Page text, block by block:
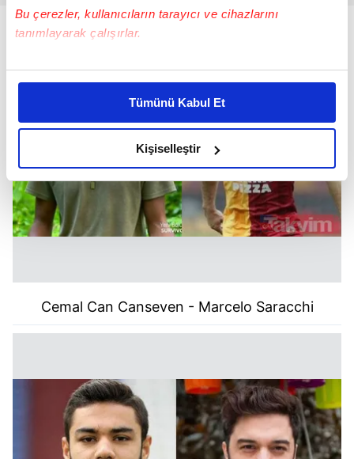
Bu çerezler, kullanıcıların tarayıcı ve cihazlarını
tanımlayarak çalışırlar.
Bu çerezlere izin vermeniz halinde sizlere özel
daha iyi reklam deneyimi yaşatabiliriz. Bunu yaparken
amacımızın size daha iyi bir reklam deneyimi sunmak
olduğunu ve sizlere en iyi içerikleri sunabilmek adına
elimizden gelen çabayı gösterdiğimizi ve bu noktada,
reklamların maliyetlerimizi karşılamak noktasında tek gelir
kalemimiz olduğunu sizlere hatırlatmak isteriz.
gösterilmeyecektir."
Sitemizde kendimize ve üçüncü kişilere ait çerezler
toplumu hizmetlerinin sunulması amacıyla
kullanılmaktadır. Diğer çerezler, sitemizin daha işlevsel
kılınması ve kişiselleştirilmesi ve sizlere yönelik
reklam/pazarlama faaliyetlerinin yapılması, amaçlarıyla
Tümünü Kabul Et
Kişiselleştir
Cemal Can Canseven - Marcelo Saracchi